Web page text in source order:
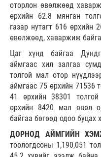
оторлон өвөлжөөд
өрхийн 62.8 мянган
газар нутагт 616 өрхийн
өвөлжөөд, хаваржиж
Цаг хүнд байгаа
аймгаас хил залгаа
толгой мал отор
аймгаас 75 өрхийн 71536
41 өрхийн 38301
өрхийн 8420 мал өвөл
байгаа бөгөөд одоо буцах
ДОРНОД АЙМГИЙН
тоологдсоны 1,190,051